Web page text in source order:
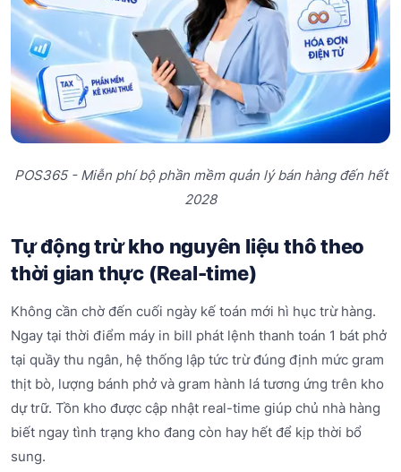
POS365 - Miễn phí bộ phần mềm quản lý bán hàng đến hết
2028
Tự động trừ kho nguyên liệu thô theo
thời gian thực (Real-time)
Không cần chờ đến cuối ngày kế toán mới hì hục trừ hàng.
Ngay tại thời điểm máy in bill phát lệnh thanh toán 1 bát phở
tại quầy thu ngân, hệ thống lập tức trừ đúng định mức gram
thịt bò, lượng bánh phở và gram hành lá tương ứng trên kho
dự trữ. Tồn kho được cập nhật real-time giúp chủ nhà hàng
biết ngay tình trạng kho đang còn hay hết để kịp thời bổ
sung.